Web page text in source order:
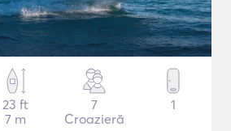
23 ft
7 m
7
Croazieră
1